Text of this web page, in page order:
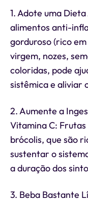
1. Adote uma
alimentos anti-
gorduroso (rico
virgem, nozes,
coloridas, pode
sistêmica e aliviar
2. Aumente a
Vitamina C:
brócolis, que são
sustentar o
a duração dos
3. Beba Bastante